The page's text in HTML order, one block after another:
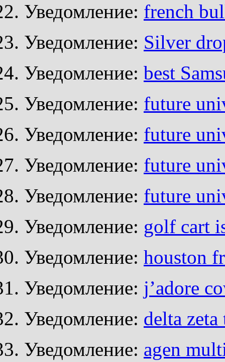
Уведомление: french
Уведомление: Silver
Уведомление: best
Уведомление: future
Уведомление: future
Уведомление: future
Уведомление: future
Уведомление: golf cart
Уведомление: houston
Уведомление: j’adore
Уведомление: delta
Уведомление: agen